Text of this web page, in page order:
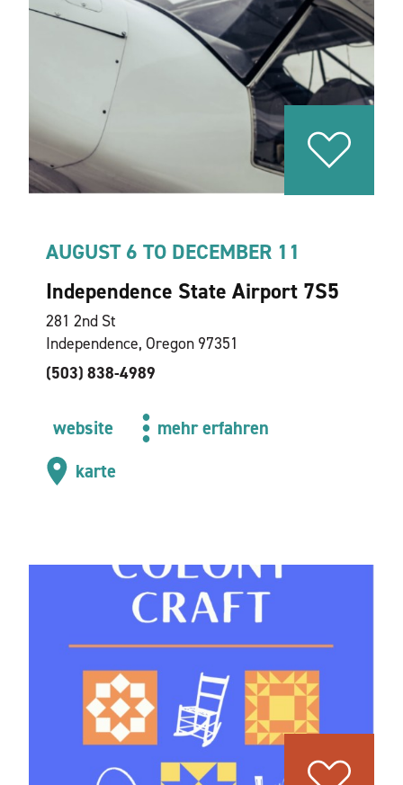
AUGUST 6 TO DECEMBER 11
Independence State Airport 7S5
281 2nd St
Independence, Oregon 97351
(503) 838-4989
website
mehr erfahren
karte